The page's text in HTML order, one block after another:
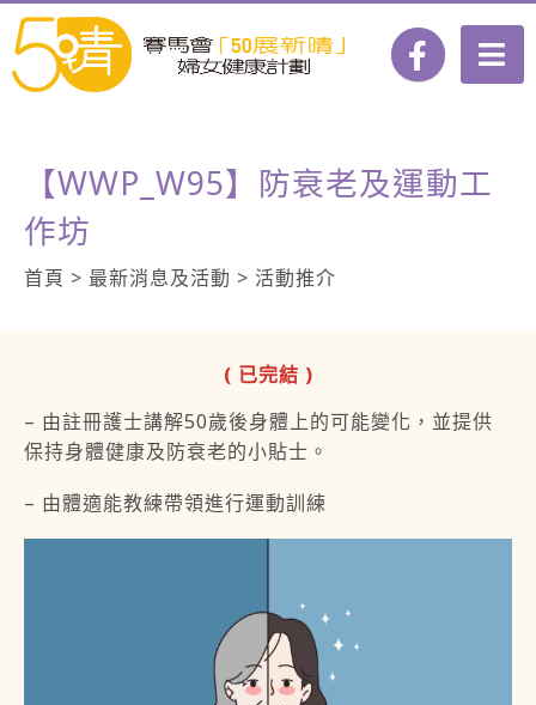
【WWP_W95】防衰老及運動工
作坊
首頁 > 最新消息及活動 > 活動推介
( 已完結 )
– 由註冊護士講解50歲後身體上的可能變化，並提供
保持身體健康及防衰老的小貼士。
– 由體適能教練帶領進行運動訓練